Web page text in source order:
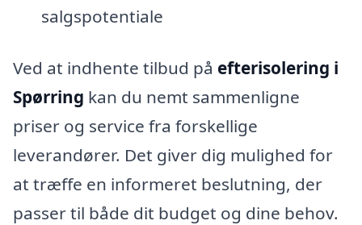
salgspotentiale
Ved at indhente tilbud på efterisolering i
Spørring kan du nemt sammenligne
priser og service fra forskellige
leverandører. Det giver dig mulighed for
at træffe en informeret beslutning, der
passer til både dit budget og dine behov.